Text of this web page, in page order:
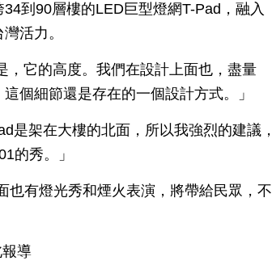
到90層樓的LED巨型燈網T-Pad，融入
活力。
，它的高度。我們在設計上面也，盡量
個細節還是存在的一個設計方式。」
是架在大樓的北面，所以我強烈的建議，
的秀。」
也有燈光秀和煙火表演，將帶給民眾，不
導